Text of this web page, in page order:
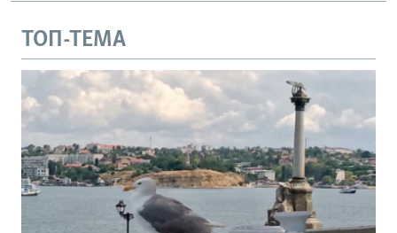
ТОП-ТЕМА